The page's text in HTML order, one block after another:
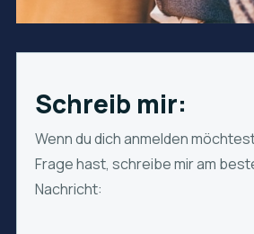
Schreib mir:
Wenn du dich anmelden
Frage hast, schreibe mir am
Nachricht: